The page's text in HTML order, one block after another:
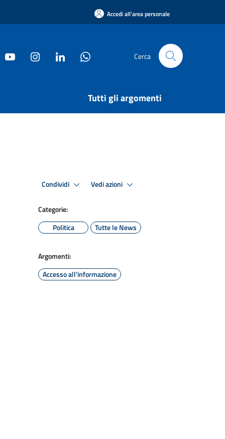
Accedi all'area personale
Cerca
Tutti gli argomenti
Condividi Vedi azioni
Categorie:
Politica
Tutte le News
Argomenti:
Accesso all'informazione